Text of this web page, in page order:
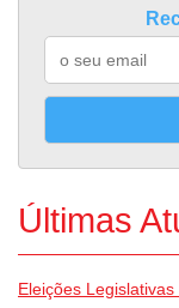
Últimas
Eleições Legislativas